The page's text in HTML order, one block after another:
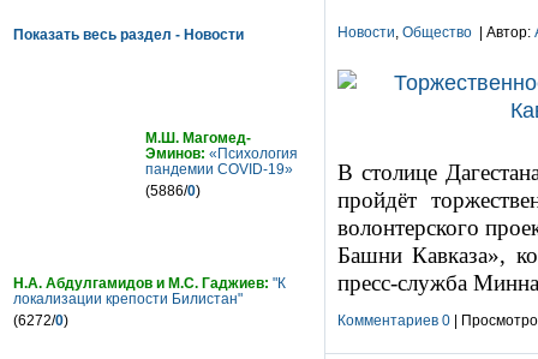
Новости, Общество | Автор:
В столице
пройдёт
волонтерского
Башни Кавказа»,
пресс-служба
Комментариев 0 |
Показать весь раздел - Новости
М.Ш. Магомед-
Эминов: «Психология
пандемии COVID-19»
(5886/0)
Н.А. Абдулгамидов и М.С. Гаджиев: "К
локализации крепости Билистан"
(6272/0)